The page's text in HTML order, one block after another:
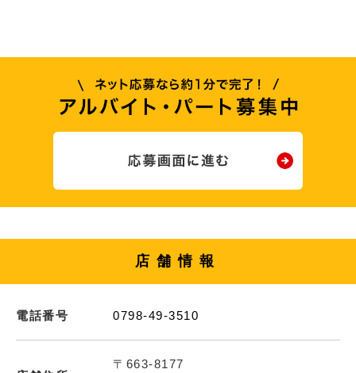
店舗情報
電話番号 0798-49-3510
〒663-8177